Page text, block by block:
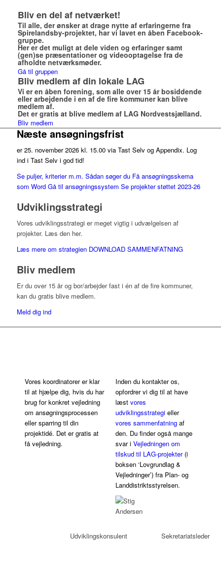
Bliv en del af netværket!
Til alle, der ønsker at drage nytte af erfaringerne fra
Spirelandsby-projektet, har vi lavet en åben Facebook-
gruppe.
Her er det muligt at dele viden og erfaringer samt
(gen)se præsentationer og videooptagelse fra de
afholdte netværksmøder.
Gå til gruppen
Bliv medlem af din lokale LAG
Vi er en åben forening, som alle over 15 år bosiddende
eller arbejdende i en af de fire kommuner kan blive
medlem af.
Det er gratis at blive medlem af LAG Nordvestsjælland.
Bliv medlem
Næste ansøgningsfrist
er 25. november 2026 kl. 15.00 via Tast Selv og Appendix. Log
ind i Tast Selv i god tid!
Se puljer, kriterier m.m. Sådan søger du Få ansøgningsskema
som Word Gå til ansøgningssystem Se projekter støttet 2023-26
Udviklingsstrategi
Vores udviklingsstrategi er meget vigtig i udvælgelsen af
projekter. Læs den her.
Læs mere om strategien DOWNLOAD SAMMENFATNING
Bliv medlem
Er du over 15 år og bor/arbejder fast i én af de fire kommuner,
kan du gratis blive medlem.
Meld dig ind
Vores koordinatorer er klar
til at hjælpe dig, hvis du har
brug for konkret vejledning
om ansøgningsprocessen
eller sparring til din
projektidé. Det er gratis at
få vejledning.
Inden du kontakter os,
opfordrer vi dig til at have
læstvores
udviklingsstrategi eller
vores sammenfatning af
den. Du finder også mange
svar iVejledningen om
tilskud til LAG-projekter(i
boksen ‘Lovgrundlag &
Vejledninger’) fra Plan- og
Landdistriktsstyrelsen.
Petersen
Udviklingskonsulent Sekretariatsleder